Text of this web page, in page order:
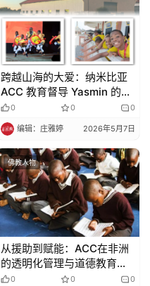
跨越山海的大爱：纳米比亚
ACC 教育督导 Yasmin 的奉
献之路（二）
0 0 0
编辑：庄雅婷 2026年5月7日
佛教人物
从援助到赋能：ACC在非洲
的透明化管理与道德教育实
践​​0 0 0